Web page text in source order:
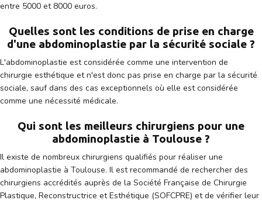
entre 5000 et 8000 euros.
Quelles sont les conditions de prise en charge
d'une abdominoplastie par la sécurité sociale ?
L'abdominoplastie est considérée comme une intervention de
chirurgie esthétique et n'est donc pas prise en charge par la sécurité
sociale, sauf dans des cas exceptionnels où elle est considérée
comme une nécessité médicale.
Qui sont les meilleurs chirurgiens pour une
abdominoplastie à Toulouse ?
Il existe de nombreux chirurgiens qualifiés pour réaliser une
abdominoplastie à Toulouse. Il est recommandé de rechercher des
chirurgiens accrédités auprès de la Société Française de Chirurgie
Plastique, Reconstructrice et Esthétique (SOFCPRE) et de vérifier leur